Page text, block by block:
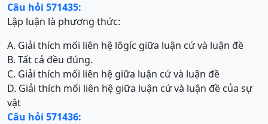
Câu hỏi 571435:
Lập luận là phương thức:
A. Giải thích mối liên hệ lôgíc giữa luận cứ và luận đề
B. Tất cả đều đúng.
C. Giải thích mối liên hệ giữa luận cứ và luận đề
D. Giải thích mối liên hệ giữa luận cứ và luận đề của sự
vật
Câu hỏi 571436: